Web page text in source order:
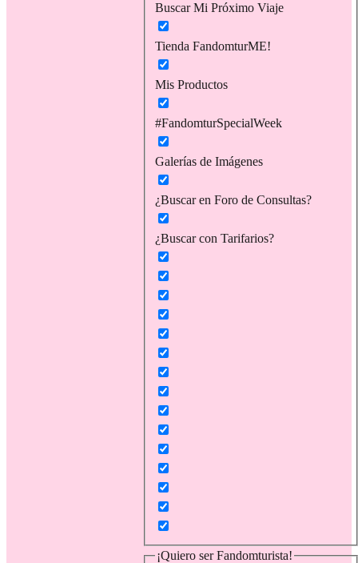
Buscar Mi Próximo Viaje
Tienda FandomturME!
Mis Productos
#FandomturSpecialWeek
Galerías de Imágenes
¿Buscar en Foro de Consultas?
¿Buscar con Tarifarios?
¡Quiero ser Fandomturista!